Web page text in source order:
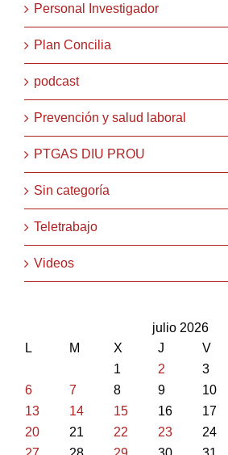
Personal Investigador
Plan Concilia
podcast
Prevención y salud laboral
PTGAS DIU PROU
Sin categoría
Teletrabajo
Videos
julio 2026
L
M X J V
1
2 3
6
7 8 9 10
13
14 15 16 17
20
21 22 23 24